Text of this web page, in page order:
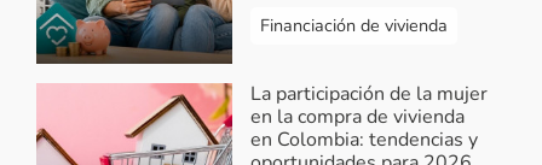
Financiación de vivienda
La participación de la mujer
en la compra de vivienda
en Colombia: tendencias y